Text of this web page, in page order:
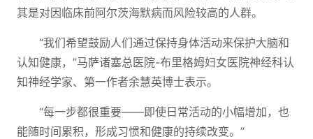
其是对因临床前阿尔茨海默病而风险较高的人群。
“我们希望鼓励人们通过保持身体活动来保护大脑和
认知健康，”马萨诸塞总医院-布里格姆妇女医院神经科认
知神经学家、第一作者余慧英博士表示。
“每一步都很重要——即使日常活动的小幅增加，也
能随时间累积，形成习惯和健康的持续改变。”